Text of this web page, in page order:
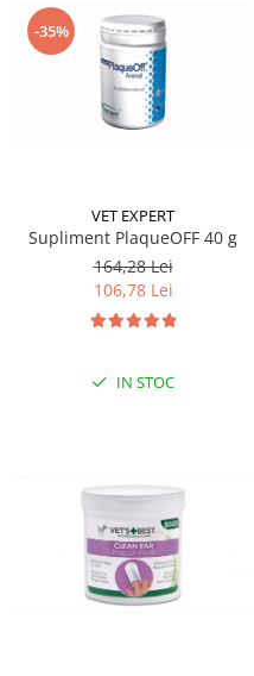
-35%
VET EXPERT
Supliment PlaqueOFF 40 g
164,28 Lei
106,78 Lei
IN STOC